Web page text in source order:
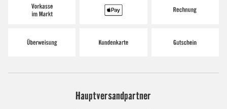
Hauptversandpartner